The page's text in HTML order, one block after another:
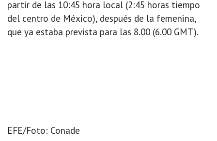
partir de las 10:45 hora local (2:45 horas tiempo
del centro de México), después de la femenina,
que ya estaba prevista para las 8.00 (6.00 GMT).
EFE/Foto: Conade